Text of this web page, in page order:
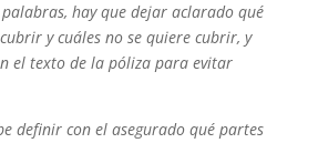
hay que dejar aclarado qué
y cuáles no se quiere cubrir, y
el texto de la póliza para evitar
definir con el asegurado qué partes